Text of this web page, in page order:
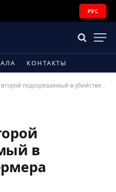
РУС
КОНТАКТЫ
подозреваемый в убийстве фермера
в